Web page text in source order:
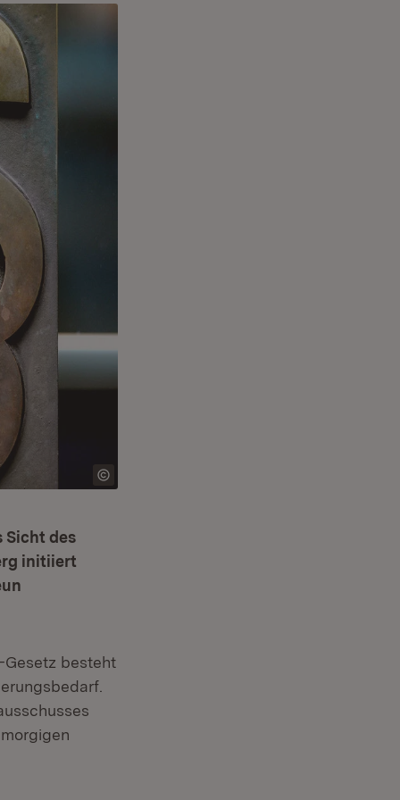
Sicht des
initiiert
Gesetz besteht